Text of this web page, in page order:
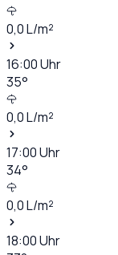
0,0L/m²
16:00Uhr
35°
0,0L/m²
17:00Uhr
34°
0,0L/m²
18:00Uhr